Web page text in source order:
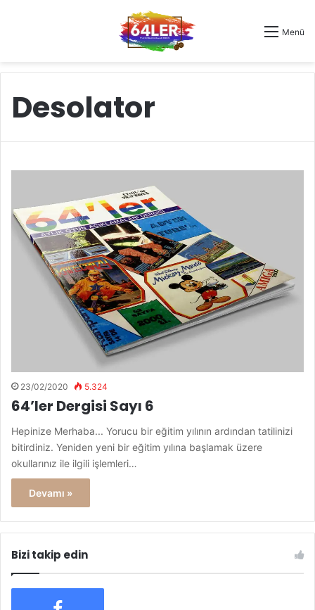
Menü
Desolator
23/02/2020 5.324
64’ler Dergisi Sayı 6
Hepinize Merhaba... Yorucu bir eğitim yılının ardından tatilinizi
bitirdiniz. Yeniden yeni bir eğitim yılına başlamak üzere
okullarınız ile ilgili işlemleri…
Devamı »
Bizi takip edin